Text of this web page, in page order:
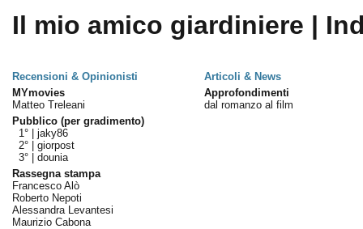
Il mio amico giardiniere |
Recensioni & Opinionisti
Articoli & News
MYmovies
Matteo Treleani
Pubblico (per gradimento)
1° | jaky86
2° | giorpost
3° | dounia
Rassegna stampa
Francesco Alò
Roberto Nepoti
Alessandra Levantesi
Maurizio Cabona
Approfondimenti
dal romanzo al film